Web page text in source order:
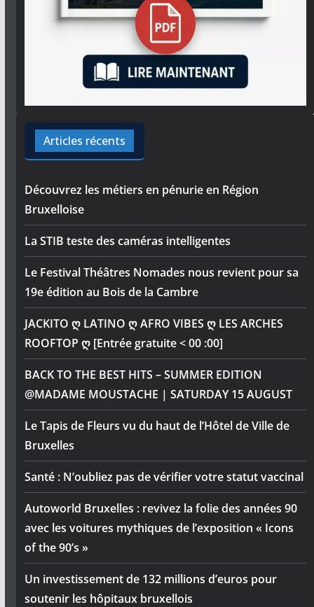
Articles récents
Découvrez les métiers en pénurie en Région
Bruxelloise
La STIB teste des caméras intelligentes
Le Festival Théâtres Nomades nous revient pour sa
19e édition au Bois de la Cambre
JACKITO ღ LATINO ღ AFRO VIBES ღ LES ARCHES
ROOFTOP ღ [Entrée gratuite < 00 :00]
BACK TO THE BEST HITS – SUMMER EDITION
@MADAME MOUSTACHE | SATURDAY 15 AUGUST
Le Tapis de Fleurs vu du haut de l’Hôtel de Ville de
Bruxelles
Santé : N’oubliez pas de vérifier votre statut vaccinal
Autoworld Bruxelles : revivez la folie des années 90
avec les voitures mythiques de l’exposition « Icons
of the 90’s »
Un investissement de 132 millions d’euros pour
soutenir les hôpitaux bruxellois